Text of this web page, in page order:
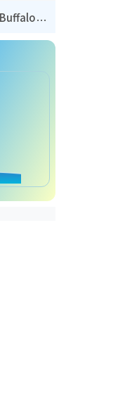
廚具優惠｜普樂氏/意美廚/Buffalo廚具低至3折！$89起買煎鍋／炒鑊／個人鍋 同場小家電激減至$99起